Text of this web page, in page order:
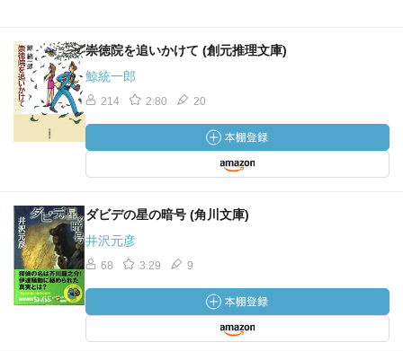
崇徳院を追いかけて (創元推理文庫)
鯨統一郎
214 2.80 20
ダビデの星の暗号 (角川文庫)
井沢元彦
68 3.29 9